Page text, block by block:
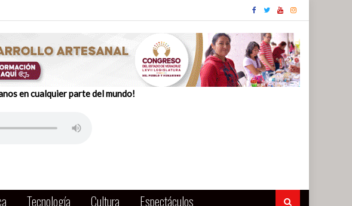
en cualquier parte del mundo!
Tecnología Cultura Espectáculos